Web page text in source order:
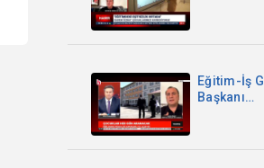
Koza TV
Eğitim-İş
Başkanı